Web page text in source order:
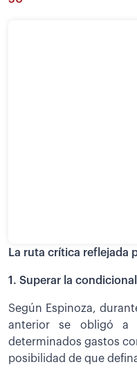
La ruta crítica reflejada
1. Superar la
Según Espinoza,
anterior se obligó a
determinados gastos
posibilidad de que